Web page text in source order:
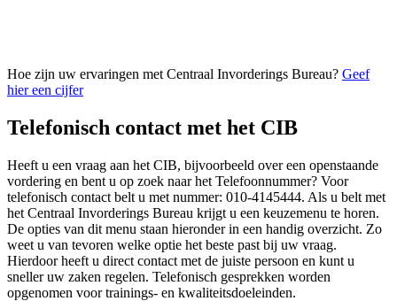
Hoe zijn uw ervaringen met Centraal Invorderings Bureau? Geef
hier een cijfer
Telefonisch contact met het CIB
Heeft u een vraag aan het CIB, bijvoorbeeld over een openstaande
vordering en bent u op zoek naar het Telefoonnummer? Voor
telefonisch contact belt u met nummer: 010-4145444. Als u belt met
het Centraal Invorderings Bureau krijgt u een keuzemenu te horen.
De opties van dit menu staan hieronder in een handig overzicht. Zo
weet u van tevoren welke optie het beste past bij uw vraag.
Hierdoor heeft u direct contact met de juiste persoon en kunt u
sneller uw zaken regelen. Telefonisch gesprekken worden
opgenomen voor trainings- en kwaliteitsdoeleinden.